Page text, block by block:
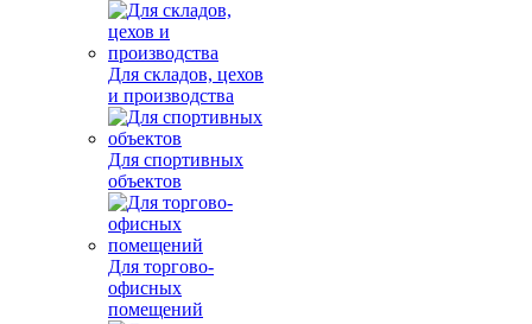
Для складов, цехов
и производства
Для спортивных
объектов
Для торгово-
офисных
помещений